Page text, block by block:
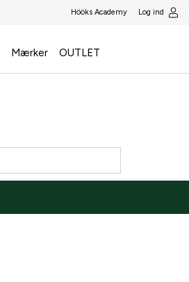
Hööks Academy Log ind
Mærker OUTLET